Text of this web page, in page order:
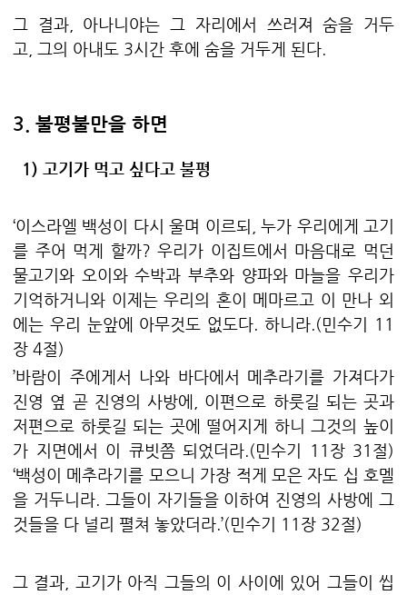
그 결과, 아나니야는 그 자리에서 쓰러져 숨을 거두
고
그의 아내도 3시간 후에 숨을 거두게 된다
3. 불평불만을 하면
1) 고기가 먹고 싶다고 불평
‘이스라엘 백성이 다시 울며 이르되 ,누가 우리에게 고기
를 주어 먹게 할까?우리가 이집트에서 마음대로 먹던
물고기와 오이와 수박과 부추와 양파와 마늘을 우리가
기억하거니와 이제는 우리의 혼이 메마르고 이 만나 외
에는 우리 눈앞에 아무것도 없도다 .하니라 .(민수기 11
장 4절)
’바람이 주에게서 나와 바다에서 메추라기를 가져다가
진영 옆 곧 진영의 사방에
이편으로 하룻길 되는 곳과
저편으로 하룻길 되는 곳에 떨어지게 하니 그것의 높이
가 지면에서 이 큐빗쯤 되었더라.(민수기 11 장 31 절)
‘백성이 메추라기를 모으니 가장 적게 모은 자도 십 호멜
을 거두니라. 그들이 자기들을 이하여 진영의 사방에 그
것들을 다 널리 펼쳐 놓았더라.’(민수기 11 장 32절)
그 결과
고기가 아직 그들의 이 사이에 있어 그들이 씹